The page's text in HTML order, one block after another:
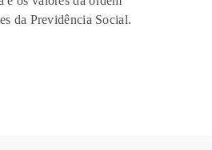
da Previdência Social.